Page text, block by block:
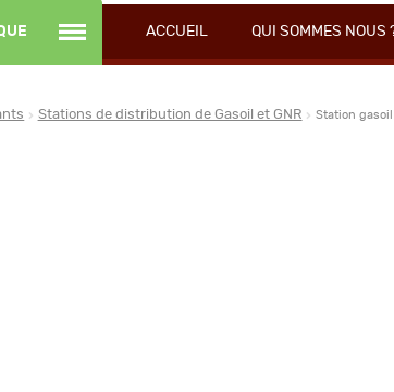
ACCUEIL QUI SOMMES NOUS
Stations de distribution de Gasoil et GNR Station gasoil